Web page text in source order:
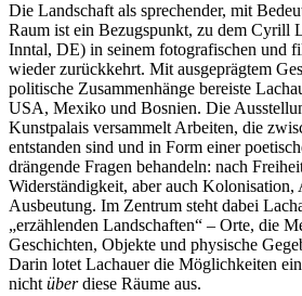
Die Landschaft als sprechender, mit
Raum ist ein Bezugspunkt, zu dem Cyrill
Inntal, DE) in seinem fotografischen und
wieder zurückkehrt. Mit ausgeprägtem
politische Zusammenhänge bereiste
USA, Mexiko und Bosnien. Die
Kunstpalais versammelt Arbeiten, die
entstanden sind und in Form einer
drängende Fragen behandeln: nach
Widerständigkeit, aber auch Kolonisation,
Ausbeutung. Im Zentrum steht dabei
„erzählenden Landschaften“ – Orte, die
Geschichten, Objekte und physische
Darin lotet Lachauer die Möglichkeiten
nicht überdiese Räume aus.